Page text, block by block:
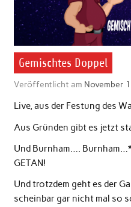
Gemischtes Doppel
Veröffentlicht am November
Live, aus der Festung des
Aus Gründen gibt es jetzt
Und Burnham….
GETAN!
Und trotzdem geht es der
scheinbar gar nicht mal so